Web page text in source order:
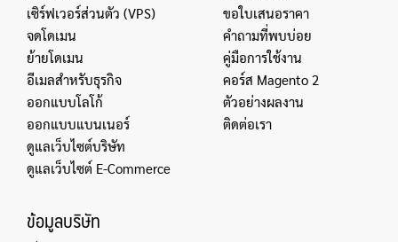
เซิร์ฟเวอร์ส่วนตัว (VPS)
จดโดเมน
ย้ายโดเมน
อีเมลสำหรับธุรกิจ
ออกแบบโลโก้
ออกแบบแบนเนอร์
ดูแลเว็บไซต์บริษัท
ดูแลเว็บไซต์ E-Commerce
ขอใบเสนอราคา
คำถามที่พบบ่อย
คู่มือการใช้งาน
คอร์ส Magento 2
ตัวอย่างผลงาน
ติดต่อเรา
ข้อมูลบริษัท